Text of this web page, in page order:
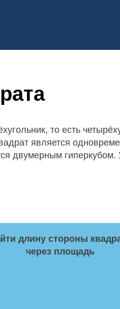
то есть
является
двумерным
длину стороны
через площадь